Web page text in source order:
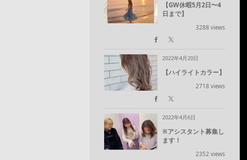
【GW休暇5月2日〜4
日まで】
3288 views
2022年4月20日
【ハイライトカラー】
2718 views
2022年4月6日
※アシスタント募集し
ます！
2352 views